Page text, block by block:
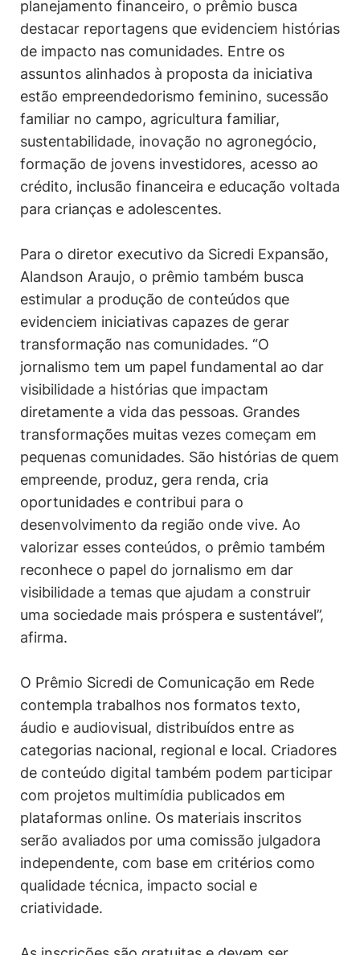
planejamento financeiro, o prêmio busca
destacar reportagens que evidenciem histórias
de impacto nas comunidades. Entre os
assuntos alinhados à proposta da iniciativa
estão empreendedorismo feminino, sucessão
familiar no campo, agricultura familiar,
sustentabilidade, inovação no agronegócio,
formação de jovens investidores, acesso ao
crédito, inclusão financeira e educação voltada
para crianças e adolescentes.
Para o diretor executivo da Sicredi Expansão,
Alandson Araujo, o prêmio também busca
estimular a produção de conteúdos que
evidenciem iniciativas capazes de gerar
transformação nas comunidades. “O
jornalismo tem um papel fundamental ao dar
visibilidade a histórias que impactam
diretamente a vida das pessoas. Grandes
transformações muitas vezes começam em
pequenas comunidades. São histórias de quem
empreende, produz, gera renda, cria
oportunidades e contribui para o
desenvolvimento da região onde vive. Ao
valorizar esses conteúdos, o prêmio também
reconhece o papel do jornalismo em dar
visibilidade a temas que ajudam a construir
uma sociedade mais próspera e sustentável”,
afirma.
O Prêmio Sicredi de Comunicação em Rede
contempla trabalhos nos formatos texto,
áudio e audiovisual, distribuídos entre as
categorias nacional, regional e local. Criadores
de conteúdo digital também podem participar
com projetos multimídia publicados em
plataformas online. Os materiais inscritos
serão avaliados por uma comissão julgadora
independente, com base em critérios como
qualidade técnica, impacto social e
criatividade.